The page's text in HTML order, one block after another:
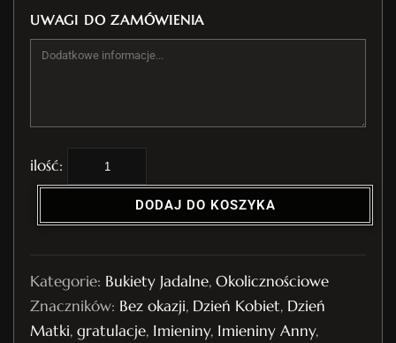
UWAGI DO ZAMÓWIENIA
l
ć
B
u
k
DODAJ DO KOSZYKA
Kategorie: Bukiety Jadalne, Okolicznościowe
Znaczników: Bez okazji, Dzień Kobiet, Dzień
Matki, gratulacje, Imieniny, Imieniny Anny,